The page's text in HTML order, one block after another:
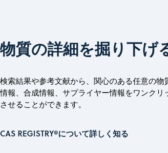
物質の詳細を掘り下げ
検索結果や参考文献から、関心のある任意の
情報、合成情報、サプライヤー情報をワンク
させることができます。
CAS REGISTRY®について詳しく知る